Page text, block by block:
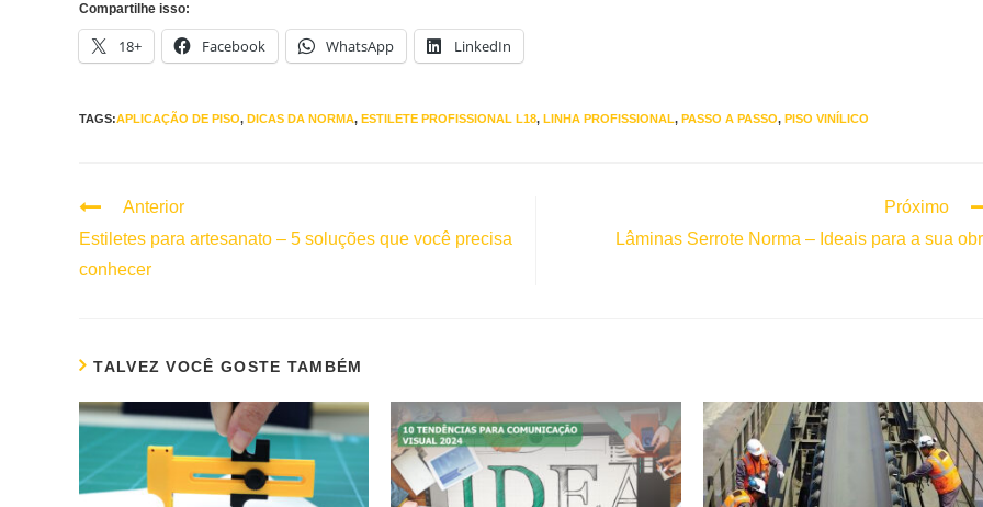
Compartilhe isso:
18+ Facebook WhatsApp LinkedIn
TAGS:APLICAÇÃO DE PISO, DICAS DA NORMA, ESTILETE PROFISSIONAL L18, LINHA PROFISSIONAL, PASSO A PASSO, PISO VINÍLICO
Continuar
lendo
Anterior
Estiletes para artesanato – 5 soluções que você precisa
conhecer
Próximo
Lâminas Serrote Norma – Ideais para a sua
TALVEZ VOCÊ GOSTE TAMBÉM